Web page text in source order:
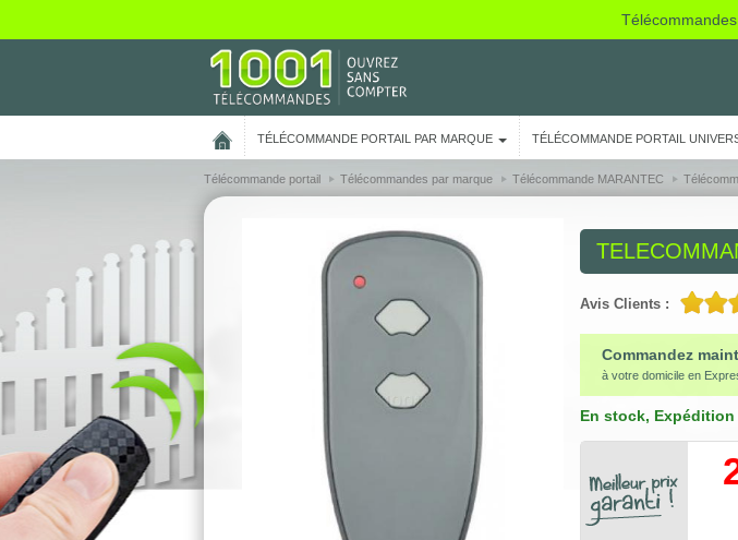
TÉLÉCOMMANDE PORTAIL PAR MARQUE TÉLÉCOMMANDE PORTAIL
Télécommande portail Télécommandes par marque Télécommande MARANTEC
Avis Clients :
Commandez
à votre domicile en
En stock, Expédition